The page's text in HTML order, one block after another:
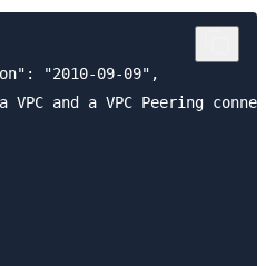
"2010-09-09",
and a VPC Peering